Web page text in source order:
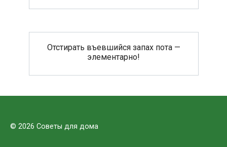
Отстирать въевшийся запах пота —
элементарно!
© 2026 Советы для дома